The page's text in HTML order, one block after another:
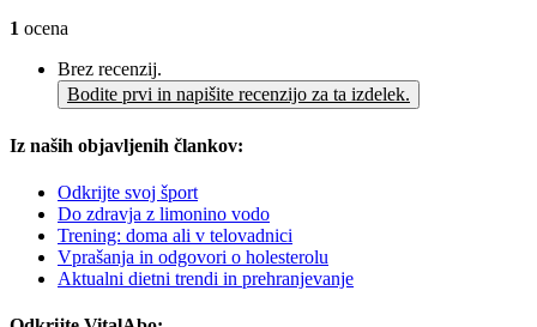
1 ocena
Brez recenzij.
Bodite prvi in napišite recenzijo za ta izdelek.
Iz naših objavljenih člankov:
Odkrijte svoj šport
Do zdravja z limonino vodo
Trening: doma ali v telovadnici
Vprašanja in odgovori o holesterolu
Aktualni dietni trendi in prehranjevanje